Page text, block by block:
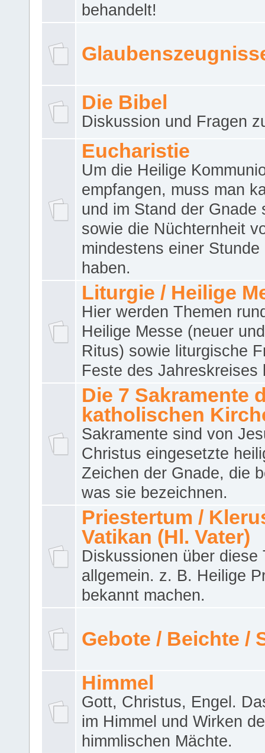
behandelt!
Die Bibel
Diskussion und Fragen
Eucharistie
Um die Heilige
empfangen, muss man
und im Stand der Gnade
sowie die Nüchternheit
mindestens einer Stunde
haben.
Liturgie / Heilige
Hier werden Themen
Heilige Messe (neuer
Ritus) sowie liturgische
Feste des Jahreskreises
Die 7 Sakramente
katholischen
Sakramente sind von
Christus eingesetzte
Zeichen der Gnade, die
was sie bezeichnen.
Priestertum /
Vatikan (Hl. Vater)
Diskussionen über diese
allgemein. z. B. Heilige
bekannt machen.
Gebote / Beichte /
Himmel
Gott, Christus, Engel.
im Himmel und Wirken
himmlischen Mächte.